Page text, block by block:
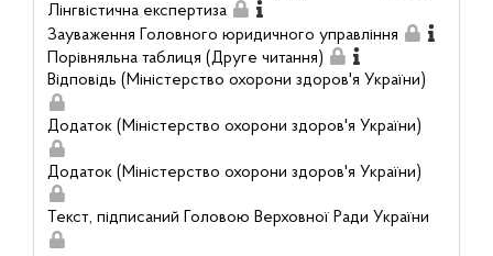
Лінгвістична експертиза
Зауваження Головного юридичного управління
Порівняльна таблиця (Друге читання)
Відповідь (Міністерство охорони здоров'я України)
Додаток (Міністерство охорони здоров'я України)
Додаток (Міністерство охорони здоров'я України)
Текст, підписаний Головою Верховної Ради України